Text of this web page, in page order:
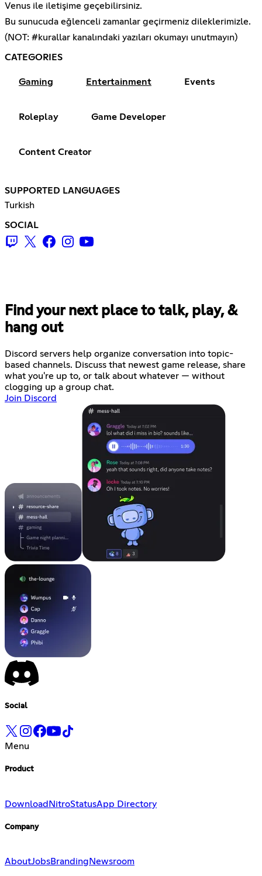
Venus ile iletişime geçebilirsiniz.
Bu sunucuda eğlenceli zamanlar geçirmeniz dileklerimizle.
(NOT: #kurallar kanalındaki yazıları okumayı unutmayın)
CATEGORIES
Gaming Entertainment Events
Roleplay Game Developer
Content Creator
SUPPORTED LANGUAGES
Turkish
SOCIAL
Find your next place to talk, play, &
hang out
Discord servers help organize conversation into topic-
based channels. Discuss that newest game release, share
what you're up to, or talk about whatever — without
clogging up a group chat.
Join Discord
Social
Menu
Product
DownloadNitroStatusApp Directory
Company
AboutJobsBranding Newsroom